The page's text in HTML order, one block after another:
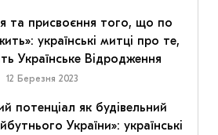
та присвоєння того, що по
українські митці про те,
Українське Відродження
12 Березня 2023
потенціал як будівельний
України»: українські